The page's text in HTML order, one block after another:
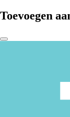
Toevoegen